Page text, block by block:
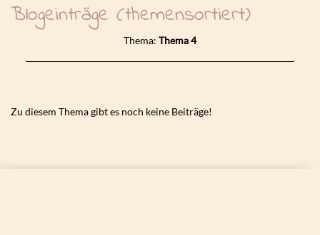
Blogeinträge (themensortiert)
Thema: Thema 4
Zu diesem Thema gibt es noch keine Beiträge!